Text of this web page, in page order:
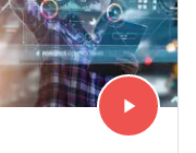
Vedi subito
play_arrow